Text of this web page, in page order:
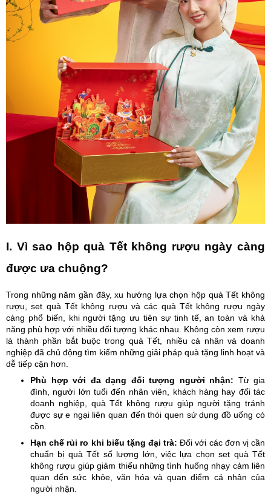
I. Vì sao hộp quà Tết không rượu ngày càng
được ưa chuộng?
Trong những năm gần đây, xu hướng lựa chọn hộp quà Tết không
rượu, set quà Tết không rượu và các quà Tết không rượu ngày
càng phổ biến, khi người tặng ưu tiên sự tinh tế, an toàn và khả
năng phù hợp với nhiều đối tượng khác nhau. Không còn xem rượu
là thành phần bắt buộc trong quà Tết, nhiều cá nhân và doanh
nghiệp đã chủ động tìm kiếm những giải pháp quà tặng linh hoạt và
dễ tiếp cận hơn.
Phù hợp với đa dạng đối tượng người nhận: Từ gia
đình, người lớn tuổi đến nhân viên, khách hàng hay đối tác
doanh nghiệp, quà Tết không rượu giúp người tặng tránh
được sự e ngại liên quan đến thói quen sử dụng đồ uống có
cồn.
Hạn chế rủi ro khi biếu tặng đại trà:Đối với các đơn vị cần
chuẩn bị quà Tết số lượng lớn, việc lựa chọn set quà Tết
không rượu giúp giảm thiểu những tình huống nhạy cảm liên
quan đến sức khỏe, văn hóa và quan điểm cá nhân của
người nhận.